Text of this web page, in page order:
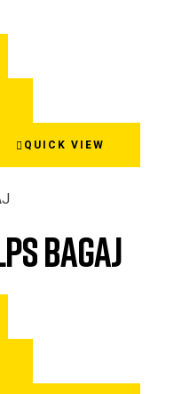
QUICK VIEW
BAGAJ